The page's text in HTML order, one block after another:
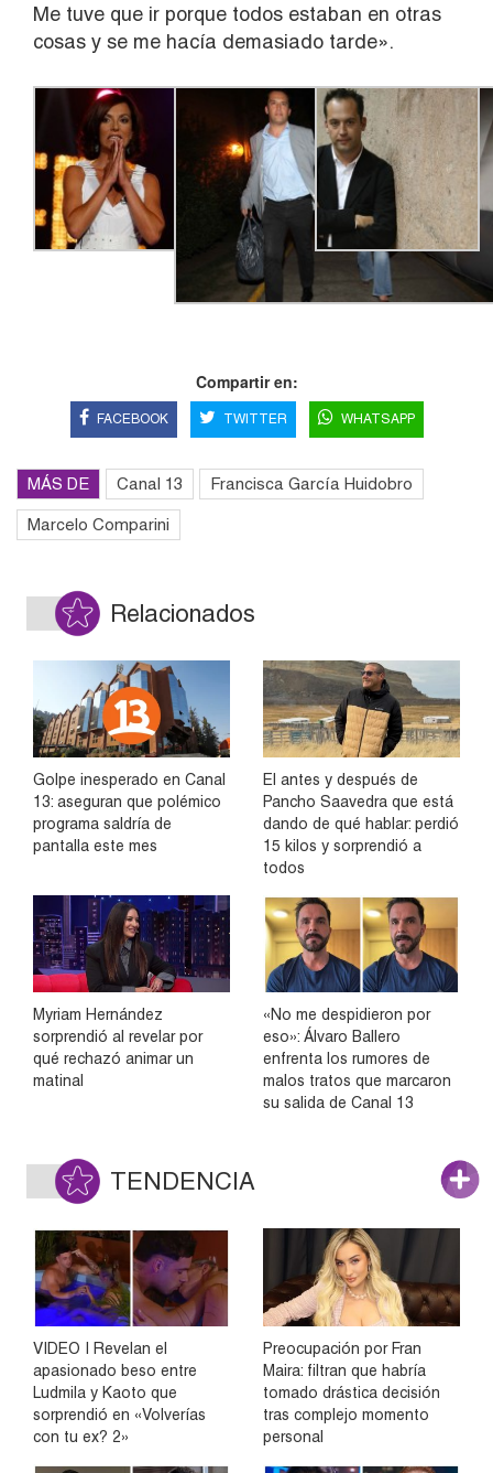
Me tuve que ir porque todos estaban en otras
cosas y se me hacía demasiado tarde».
Compartir en:
FACEBOOK TWITTER WHATSAPP
MÁS DE Canal 13 Francisca García Huidobro
Marcelo Comparini
Relacionados
Golpe inesperado en Canal
13: aseguran que polémico
programa saldría de
pantalla este mes
El antes y después de
Pancho Saavedra que está
dando de qué hablar: perdió
15 kilos y sorprendió a
todos
Myriam Hernández
sorprendió al revelar por
qué rechazó animar un
matinal
«No me despidieron por
eso»: Álvaro Ballero
enfrenta los rumores de
malos tratos que marcaron
su salida de Canal 13
TENDENCIA
VIDEO | Revelan el
apasionado beso entre
Ludmila y Kaoto que
sorprendió en «Volverías
con tu ex? 2»
Preocupación por Fran
Maira: filtran que habría
tomado drástica decisión
tras complejo momento
personal